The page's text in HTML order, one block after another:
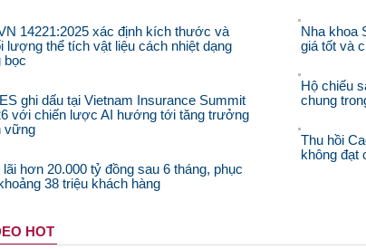
14221:2025 xác định kích thước và
lượng thể tích vật liệu cách nhiệt dạng
bọc
ghi dấu tại Vietnam Insurance Summit
với chiến lược AI hướng tới tăng trưởng
vững
lãi hơn 20.000 tỷ đồng sau 6 tháng, phục
38 triệu khách hàng
Nha khoa
giá tốt và
Hộ chiếu
chung
Thu hồi
không đạt
HOT